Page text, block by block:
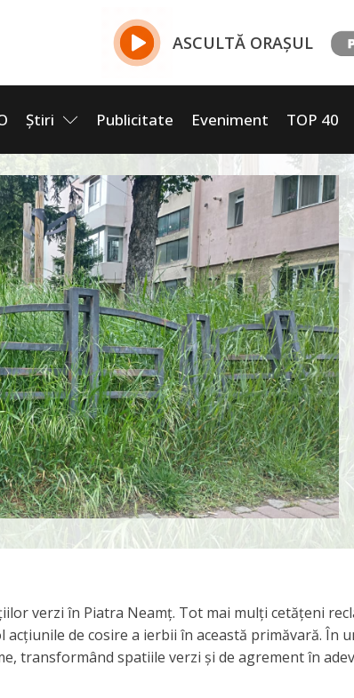
ASCULTĂ ORAȘUL
Știri Publicitate Eveniment TOP 40
verzi în Piatra Neamț. Tot mai mulți cetățeni
de cosire a ierbii în această primăvară. În
transformând spatiile verzi și de agrement în